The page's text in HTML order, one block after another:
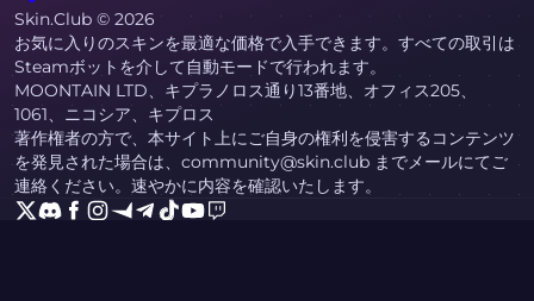
Skin.Club © 2026
お気に入りのスキンを最適な価格で入手できます。すべての取引は
Steamボットを介して自動モードで行われます。
MOONTAIN LTD、キプラノロス通り13番地、オフィス205、
1061、ニコシア、キプロス
著作権者の方で、本サイト上にご自身の権利を侵害するコンテンツ
を発見された場合は、community@skin.club までメールにてご
連絡ください。速やかに内容を確認いたします。